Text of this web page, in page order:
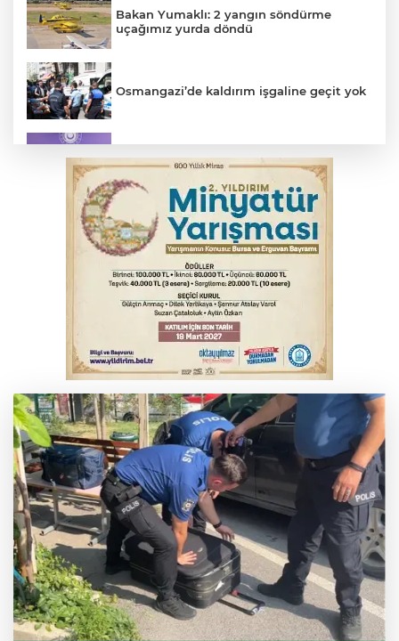
Bakan Yumaklı: 2 yangın söndürme
uçağımız yurda döndü
Osmangazi’de kaldırım işgaline geçit yok
milletimize hayırlı olsun
YENİ Parti Genel Başkanı Özel'den
Çerçeve Yasa yorumu
Serbest piyasada altın fiyatları...
Osmangazi’de iş arayanlara destek